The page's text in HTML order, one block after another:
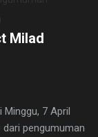
Milad
7 April
dari pengumuman